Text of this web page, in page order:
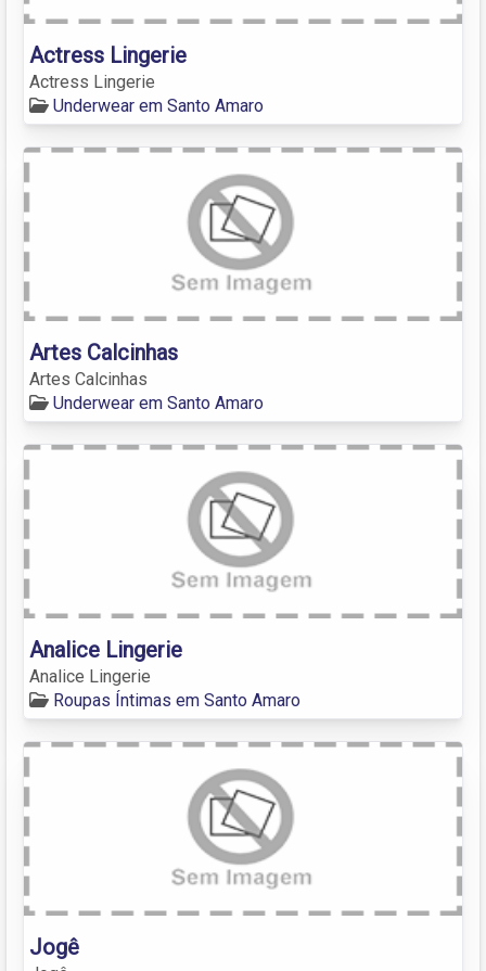
Actress Lingerie
Actress Lingerie
Underwear em Santo Amaro
Artes Calcinhas
Artes Calcinhas
Underwear em Santo Amaro
Analice Lingerie
Analice Lingerie
Roupas Íntimas em Santo Amaro
Jogê